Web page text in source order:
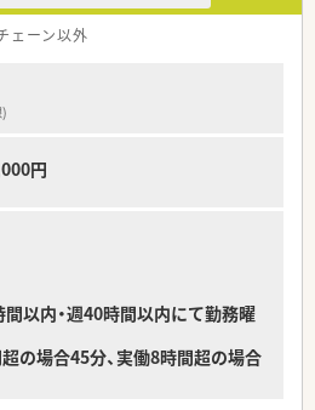
（GMP）を遵守するための社内体制整備
引先からの査察対応や、行政・顧客との
の巡回確認や、PCでの報告書作成など
います。
ートとして、豊富な経験と高度なノウハ
）やGMPガイドラインを厳格に遵守
います。
ェーン以外
円
以内・週40時間以内にて勤務曜
の場合45分、実働8時間超の場合